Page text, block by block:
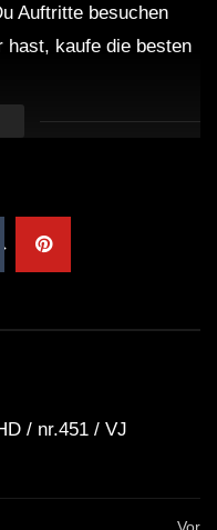
Auftritte besuchen
hast, kaufe die besten
/ nr.451 / VJ